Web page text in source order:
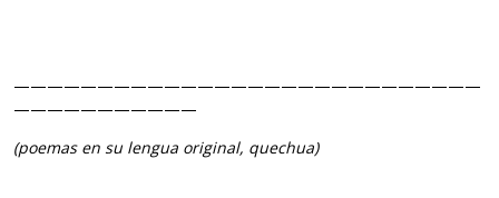
————————————————————————————
———————————
(poemas en su lengua original, quechua)